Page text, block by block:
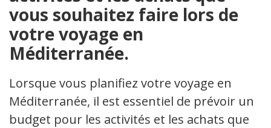
vous souhaitez faire lors de
votre voyage en
Méditerranée.
Lorsque vous planifiez votre voyage en
Méditerranée, il est essentiel de prévoir un
budget pour les activités et les achats que